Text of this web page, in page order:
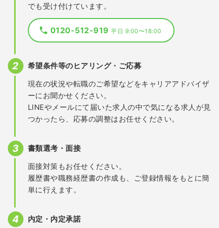
でも受け付けています。
0120-512-919平日 9:00〜18:00
希望条件等のヒアリング・ご応募
現在の状況や転職のご希望などをキャリアアドバイザ
ーにお聞かせください。
LINEやメールにて届いた求人の中で気になる求人が見
つかったら、応募の調整はお任せください。
書類選考・面接
面接対策もお任せください。
履歴書や職務経歴書の作成も、ご登録情報をもとに簡
単に行えます。
内定・内定承諾